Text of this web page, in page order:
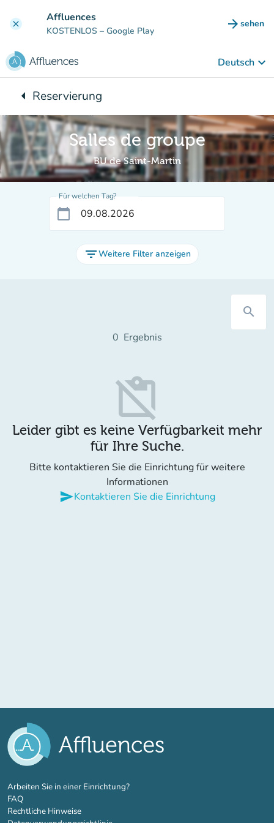
clear Affluences
KOSTENLOS – Google Play arrow_forward sehen
(new
Deutsch keyboard_arrow_down
arrow_leftZurück zu:
Reservierung
Salles de groupe
BU de Saint-Martin
Für welchen Tag?
calendar_today
filter_listWeitere Filter anzeigen
search
0 Ergebnis
content_paste_off
Leider gibt es keine Verfügbarkeit mehr
für Ihre Suche.
Bitte kontaktieren Sie die Einrichtung für weitere
Informationen
sendKontaktieren Sie die Einrichtung
Arbeiten Sie in einer Einrichtung?(new tab)
FAQ
Rechtliche Hinweise